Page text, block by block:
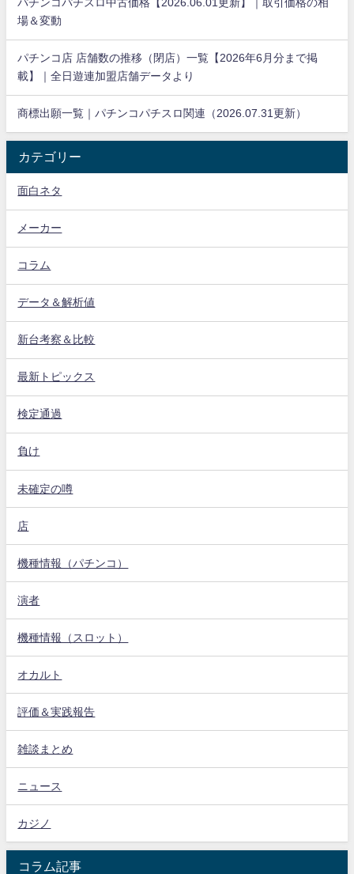
パチンコパチスロ中古価格【2026.06.01更新】｜取引価格の相
場＆変動
パチンコ店 店舗数の推移（閉店）一覧【2026年6月分まで掲
載】｜全日遊連加盟店舗データより
商標出願一覧｜パチンコパチスロ関連（2026.07.31更新）
カテゴリー
面白ネタ
メーカー
コラム
データ＆解析値
新台考察＆比較
最新トピックス
検定通過
負け
未確定の噂
店
機種情報（パチンコ）
演者
機種情報（スロット）
オカルト
評価＆実践報告
雑談まとめ
ニュース
カジノ
コラム記事